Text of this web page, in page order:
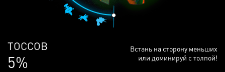
ЛЮДЕЙ
68%
Встань на сторону меньших
или доминируй с толпой!